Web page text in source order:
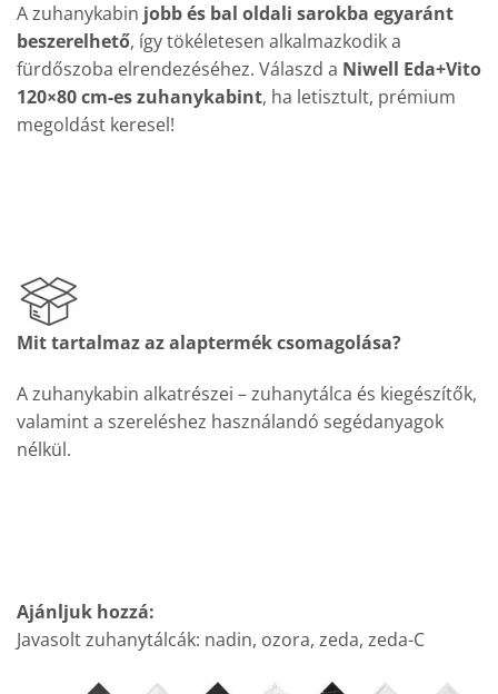
A zuhanykabin jobb és bal oldali sarokba egyaránt
beszerelhető, így tökéletesen alkalmazkodik a
fürdőszoba elrendezéséhez. Válaszd a Niwell Eda+Vito
120×80 cm-es zuhanykabint, ha letisztult, prémium
megoldást keresel!
Mit tartalmaz az alaptermék csomagolása?
A zuhanykabin alkatrészei – zuhanytálca és kiegészítők,
valamint a szereléshez használandó segédanyagok
nélkül.
Ajánljuk hozzá:
Javasolt zuhanytálcák: nadin, ozora, zeda, zeda-C